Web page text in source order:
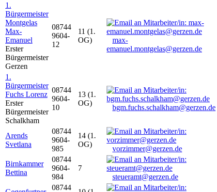
1.
Bürgermeister
Montgelas
Max-
Emanuel
Erster
Bürgermeister
Gerzen
08744
9604-
12
11 (1.
OG)
max-
emanuel.montgelas@gerzen.de
1.
Bürgermeister
Fuchs Lorenz
Erster
Bürgermeister
Schalkham
08744
9604-
10
13 (1.
OG)
bgm.fuchs.schalkham@gerzen.de
Arends
Svetlana
08744
9604-
985
14 (1.
OG)
vorzimmer@gerzen.de
Birnkammer
Bettina
08744
9604-
984
7
steueramt@gerzen.de
08744